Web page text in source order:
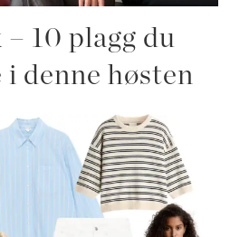
10 plagg du
denne høsten